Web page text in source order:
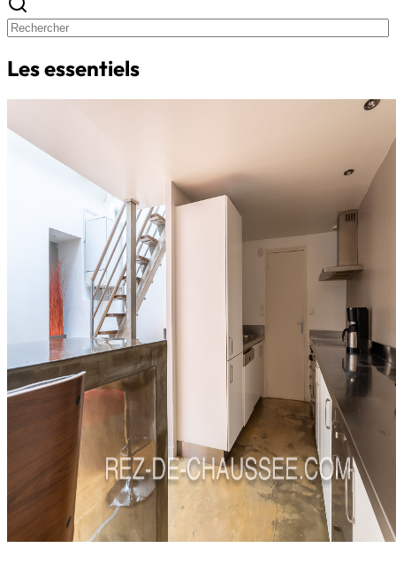
Les essentiels